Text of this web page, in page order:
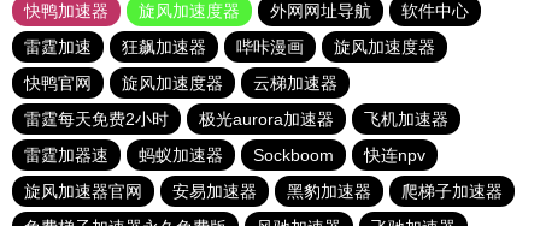
快鸭加速器
旋风加速度器 外网网址导航
软件中心
雷霆加速
狂飙加速器 哔咔漫画
旋风加速度器
快鸭官网
旋风加速度器
云梯加速器
雷霆每天免费2小时
极光aurora加速器
飞机加速器
雷霆加器速
蚂蚁加速器 Sockboom
快连npv
旋风加速器官网
安易加速器 黑豹加速器
爬梯子加速器